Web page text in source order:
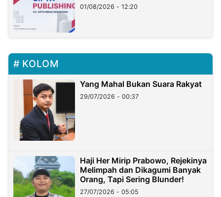
01/08/2026 - 12:20
KOLOM
Yang Mahal Bukan Suara Rakyat
29/07/2026 - 00:37
Haji Her Mirip Prabowo, Rejekinya
Melimpah dan Dikagumi Banyak
Orang, Tapi Sering Blunder!
27/07/2026 - 05:05